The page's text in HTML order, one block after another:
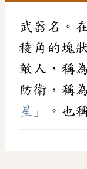
武器名。
稜角的塊
敵人，稱
防衛，稱
星 」。也